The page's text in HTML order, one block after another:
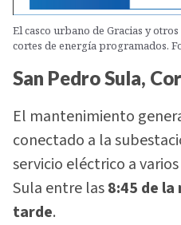
El casco urbano de Gracias y
cortes de energía programados.
San Pedro Sula,
El mantenimiento
conectado a la
servicio eléctrico a
Sula entre las8:45 de la
tarde.